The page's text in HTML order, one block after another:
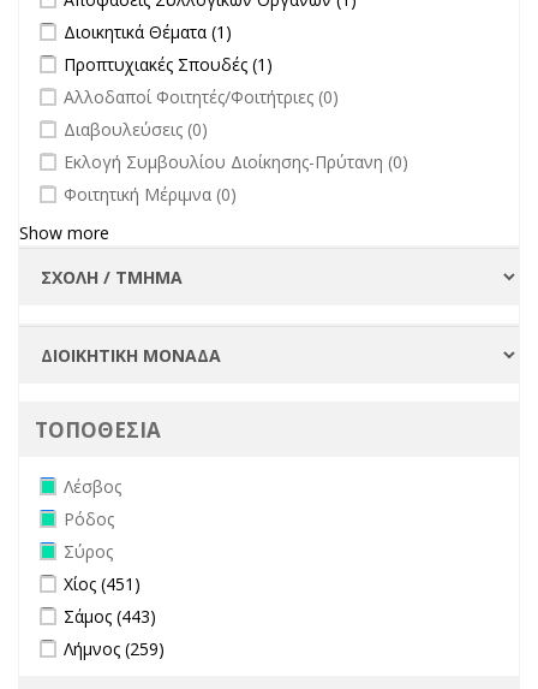
Apply Διοικητικά Θέματα filter
Διοικητικά Θέματα (1)
Apply Προπτυχιακές Σπουδές filter
Προπτυχιακές Σπουδές (1)
undefined
Αλλοδαποί Φοιτητές/Φοιτήτριες (0)
undefined
Διαβουλεύσεις (0)
undefined
Εκλογή Συμβουλίου Διοίκησης-Πρύτανη (0)
undefined
Φοιτητική Μέριμνα (0)
Show more
ΤΟΠΟΘΕΣΙΑ
Remove Λέσβος filter
Λέσβος
Remove Ρόδος filter
Ρόδος
Remove Σύρος filter
Σύρος
Apply Χίος filter
Χίος (451)
Apply Σάμος filter
Σάμος (443)
Apply Λήμνος filter
Λήμνος (259)